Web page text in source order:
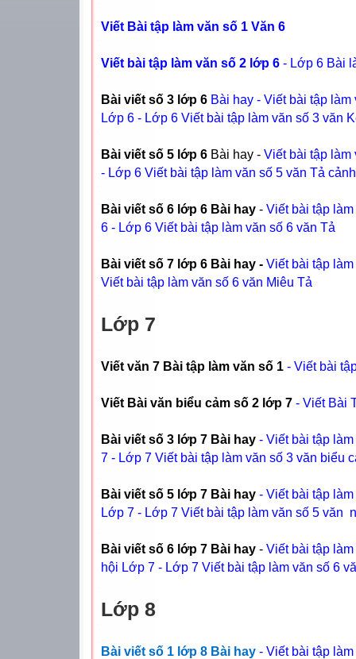
Viết Bài tập làm văn số 1 Văn 6
Viết bài tập làm văn số 2 lớp 6 - Lớp 6 Bài
Bài viết số 3 lớp 6 Bài hay - Viết bài tập
Lớp 6 - Lớp 6 Viết bài tập làm văn số 3 văn
Bài viết số 5 lớp 6 Bài hay - Viết bài tập làm
- Lớp 6 Viết bài tập làm văn số 5 văn Tả cảnh
Bài viết số 6 lớp 6 Bài hay - Viết bài tập
6 - Lớp 6 Viết bài tập làm văn số 6 văn Tả
Bài viết số 7 lớp 6 Bài hay - Viết bài tập
Viết bài tập làm văn số 6 văn Miêu Tả
Lớp 7
Viết văn 7 Bài tập làm văn số 1 - Viết bài
Viết Bài văn biểu cảm số 2 lớp 7 - Viết Bài
Bài viết số 3 lớp 7 Bài hay - Viết bài tập
7 - Lớp 7 Viết bài tập làm văn số 3 văn biểu
Bài viết số 5 lớp 7 Bài hay - Viết bài tập
Lớp 7 - Lớp 7 Viết bài tập làm văn số 5 văn
Bài viết số 6 lớp 7 Bài hay - Viết bài tập
hội Lớp 7 - Lớp 7 Viết bài tập làm văn số 6
Lớp 8
Bài viết số 1 lớp 8 Bài hay - Viết bài tập